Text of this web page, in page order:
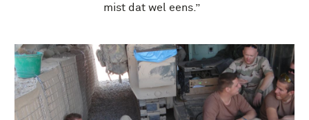
mist dat wel eens.”